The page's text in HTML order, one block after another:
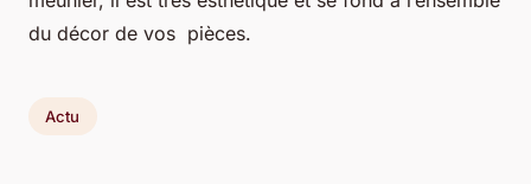
du décor de vos pièces.
Actu